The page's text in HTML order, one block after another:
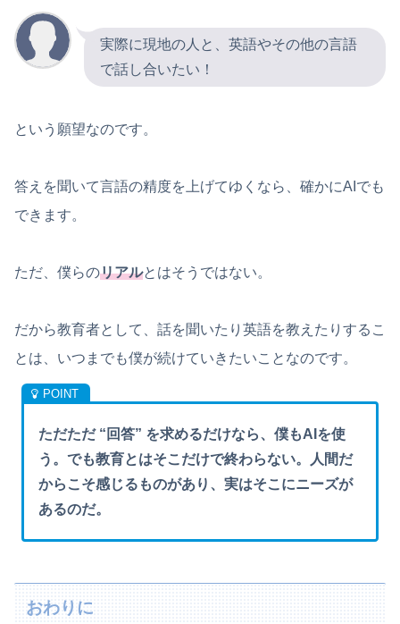
実際に現地の人と、英語やその他の言語
で話し合いたい！
という願望なのです。
答えを聞いて言語の精度を上げてゆくなら、確かにAIでも
できます。
ただ、僕らのリアルとはそうではない。
だから教育者として、話を聞いたり英語を教えたりするこ
とは、いつまでも僕が続けていきたいことなのです。
ただただ “回答” を求めるだけなら、僕もAIを使
う。でも教育とはそこだけで終わらない。人間だ
からこそ感じるものがあり、実はそこにニーズが
あるのだ。
おわりに